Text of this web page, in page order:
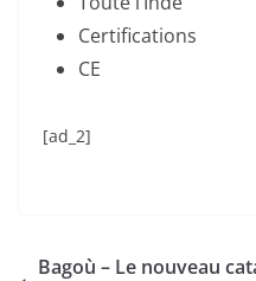
Certifications
CE
[ad_2]
Bagoù – Le nouveau